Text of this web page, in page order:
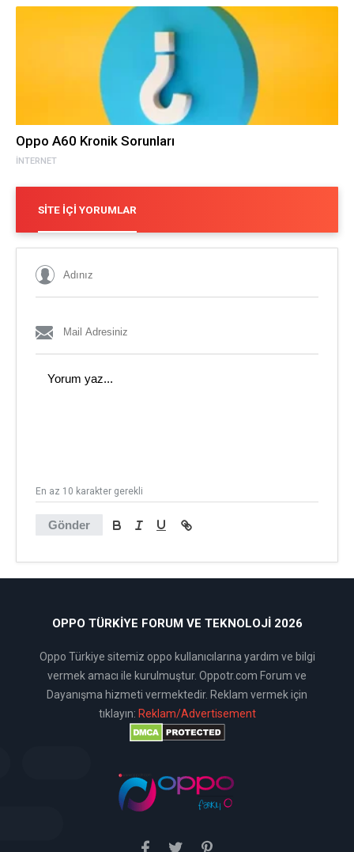
İNTERNET
Oppo A60 Kronik Sorunları
SITE İÇI YORUMLAR
Gönder
En az 10 karakter gerekli
OPPO TÜRKIYE FORUM VE TEKNOLOJI 2026
Oppo Türkiye sitemiz oppo kullanıcılarına yardım ve bilgi
vermek amacı ile kurulmuştur. Oppotr.com Forum ve
Dayanışma hizmeti vermektedir. Reklam vermek için
tıklayın: Reklam/Advertisement